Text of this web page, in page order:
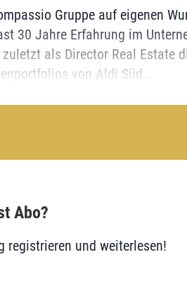
Gruppe auf eigenen
30 Jahre Erfahrung im
als Director Real Estate
von Aldi Süd...
Abo?
registrieren und weiterlesen!